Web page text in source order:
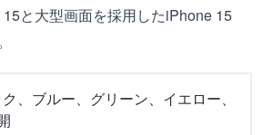
と大型画面を採用したiPhone 15
、ブルー、グリーン、イエロー、